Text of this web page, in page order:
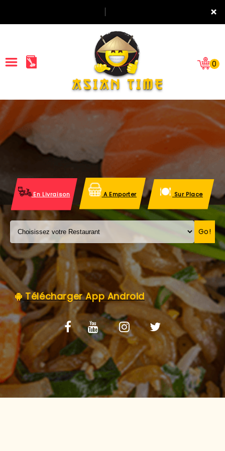
×
ACCUEIL
LA CARTE
VOS AVIS
MENTIONS LÉGALES
C.G.V
0
En Livraison A Emporter Sur Place
Go!
Télécharger App Android